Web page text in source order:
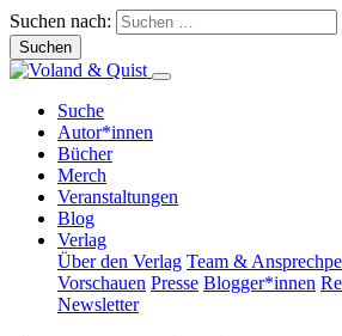
Suchen nach:
Suche
Autor*innen
Bücher
Merch
Veranstaltungen
Blog
Verlag
Über den Verlag Team &
Vorschauen Presse Blogger*innen
Newsletter